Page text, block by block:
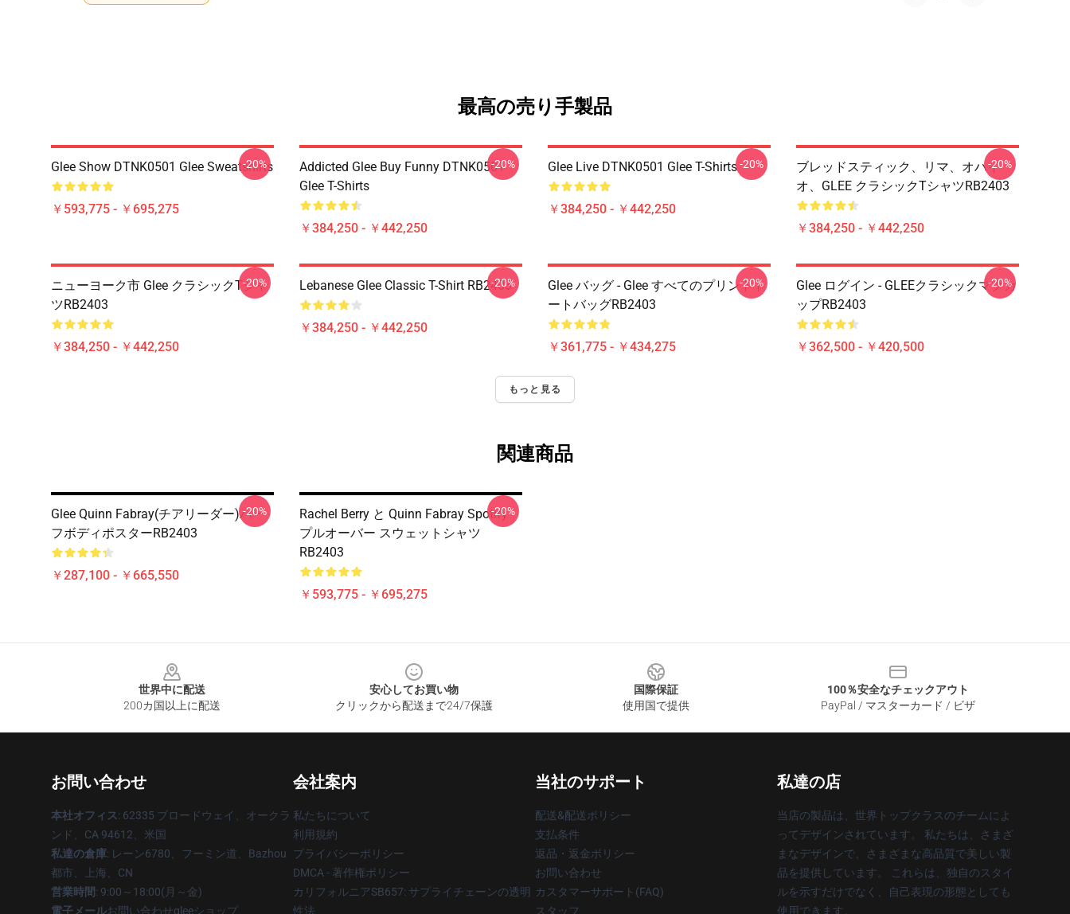
最高の売り手製品
Glee Show DTNK0501 Glee Sweatshirts
￥593,775 - ￥695,275
-20%
Addicted Glee Buy Funny DTNK0501
Glee T-Shirts
￥384,250 - ￥442,250
-20% Glee Live DTNK0501 Glee T-Shirts
￥384,250 - ￥442,250
-20%
ブレッドスティック、リマ、オハイ
オ、GLEE クラシックTシャツRB2403
￥384,250 - ￥442,250
-20%
ニューヨーク市 Glee クラシックTシャ
ツRB2403
￥384,250 - ￥442,250
-20% Lebanese Glee Classic T-Shirt RB2403
￥384,250 - ￥442,250
-20%
Glee バッグ - Glee すべてのプリントト
ートバッグRB2403
￥361,775 - ￥434,275
-20%
Glee ログイン - GLEEクラシックマグカ
ップRB2403
￥362,500 - ￥420,500
-20%
もっと見る
関連商品
Glee Quinn Fabray(チアリーダー)ハー
フボディポスターRB2403
￥287,100 - ￥665,550
-20%
Rachel Berry と Quinn Fabray Spotify
プルオーバー スウェットシャツ
RB2403
￥593,775 - ￥695,275
-20%
世界中に配送
200カ国以上に配送
安心してお買い物
クリックから配送まで24/7保護
国際保証
使用国で提供
100％安全なチェックアウト
PayPal / マスターカード / ビザ
お問い合わせ
本社オフィス: 62335 ブロードウェイ、オークラ
ンド、CA 94612、米国
私達の倉庫: レーン6780、フーミン道、Bazhou
都市、上海、CN
営業時間: 9:00～18:00(月～金)
電子メールお問い合わせgleeショップ
会社案内
私たちについて
利用規約
プライバシーポリシー
DMCA - 著作権ポリシー
カリフォルニアSB657: サプライチェーンの透明
性法
当社のサポート
配送&配送ポリシー
支払条件
返品・返金ポリシー
お問い合わせ
カスタマーサポート(FAQ)
スタッフ
私達の店
当店の製品は、世界トップクラスのチームによ
ってデザインされています。 私たちは、さまざ
まなデザインで、さまざまな高品質で美しい製
品を提供しています。 これらは、独自のスタイ
ルを示すだけでなく、自己表現の形態としても
使用できます。